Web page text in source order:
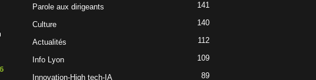
Parole aux dirigeants 141
Culture 140
Actualités 112
Info Lyon 109
Innovation-High tech-IA 89